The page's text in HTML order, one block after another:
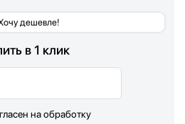
дешевле!
в 1 клик
на обработку